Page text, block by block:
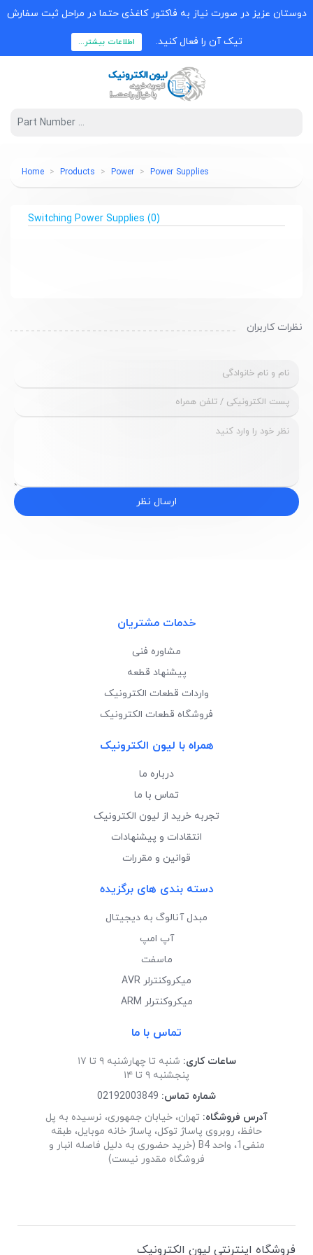
دوستان عزیز در صورت نیاز به فاکتور کاغذی حتما در مراحل ثبت سفارش
تیک آن را فعال کنید. اطلاعات بیشتر...
Home Products Power Power Supplies
Switching Power Supplies (0)
نظرات کاربران
ارسال نظر
خدمات مشتریان
مشاوره فنی
پیشنهاد قطعه
واردات قطعات الکترونیک
فروشگاه قطعات الکترونیک
همراه با لیون الکترونیک
درباره ما
تماس با ما
تجربه خرید از لیون الکترونیک
انتقادات و پیشنهادات
قوانین و مقررات
دسته بندی های برگزیده
مبدل آنالوگ به دیجیتال
آپ امپ
ماسفت
میکروکنترلر AVR
میکروکنترلر ARM
تماس با ما
ساعات کاری: شنبه تا چهارشنبه ۹ تا ۱۷
پنجشنبه ۹ تا ۱۴
شماره تماس: 02192003849
آدرس فروشگاه: تهران، خیابان جمهوری، نرسیده به پل
حافظ، روبروی پاساژ توکل، پاساژ خانه موبایل، طبقه
منفی1، واحد B4 (خرید حضوری به دلیل فاصله انبار و
فروشگاه مقدور نیست)
فروشگاه اینترنتی لیون الکترونیک